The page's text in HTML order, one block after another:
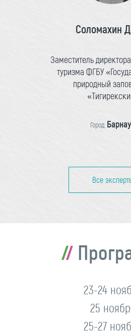
Соломахин
Заместитель
туризма ФГБУ
природный
Город:
Все
23-24
25
25-27